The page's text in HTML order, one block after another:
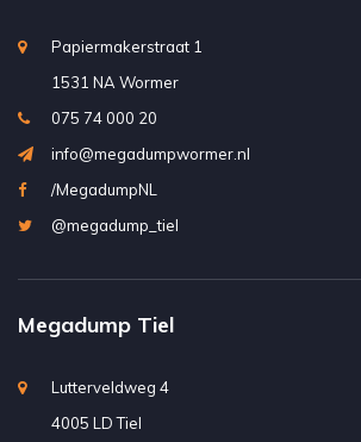
Papiermakerstraat 1
1531 NA Wormer
075 74 000 20
info@megadumpwormer.nl
/MegadumpNL
@megadump_tiel
Megadump Tiel
Lutterveldweg 4
4005 LD Tiel